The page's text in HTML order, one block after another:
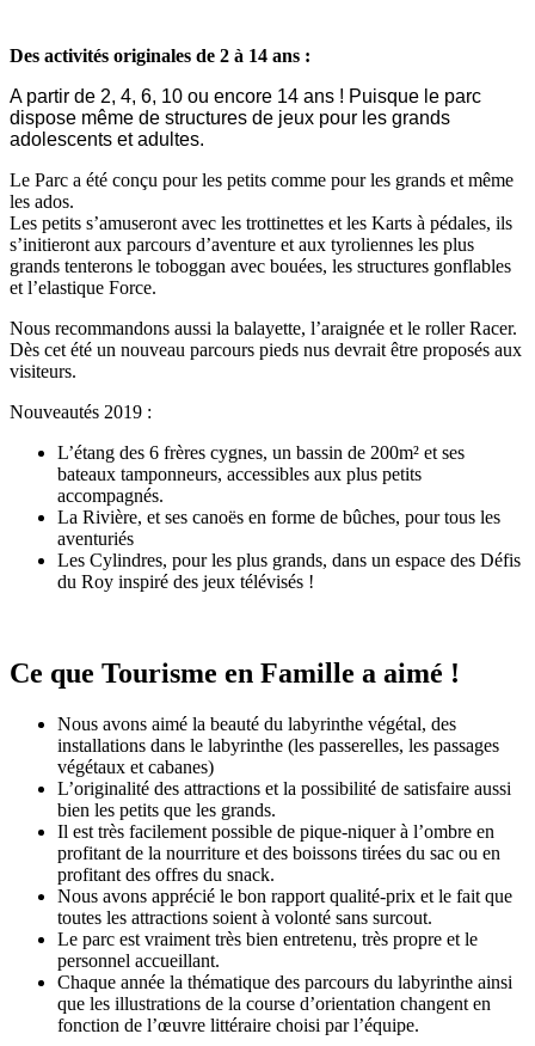
Des activités originales de 2 à 14 ans :
A partir de 2, 4, 6, 10 ou encore 14 ans ! Puisque le parc
dispose même de structures de jeux pour les grands
adolescents et adultes.
Le Parc a été conçu pour les petits comme pour les grands et même
les ados.
Les petits s’amuseront avec les trottinettes et les Karts à pédales, ils
s’initieront aux parcours d’aventure et aux tyroliennes les plus
grands tenterons le toboggan avec bouées, les structures gonflables
et l’elastique Force.
Nous recommandons aussi la balayette, l’araignée et le roller Racer.
Dès cet été un nouveau parcours pieds nus devrait être proposés aux
visiteurs.
Nouveautés 2019 :
L’étang des 6 frères cygnes, un bassin de 200m² et ses
bateaux tamponneurs, accessibles aux plus petits
accompagnés.
La Rivière, et ses canoës en forme de bûches, pour tous les
aventuriés
Les Cylindres, pour les plus grands, dans un espace des Défis
du Roy inspiré des jeux télévisés !
Ce que Tourisme en Famille a aimé !
Nous avons aimé la beauté du labyrinthe végétal, des
installations dans le labyrinthe (les passerelles, les passages
végétaux et cabanes)
L’originalité des attractions et la possibilité de satisfaire aussi
bien les petits que les grands.
Il est très facilement possible de pique-niquer à l’ombre en
profitant de la nourriture et des boissons tirées du sac ou en
profitant des offres du snack.
Nous avons apprécié le bon rapport qualité-prix et le fait que
toutes les attractions soient à volonté sans surcout.
Le parc est vraiment très bien entretenu, très propre et le
personnel accueillant.
Chaque année la thématique des parcours du labyrinthe ainsi
que les illustrations de la course d’orientation changent en
fonction de l’œuvre littéraire choisi par l’équipe.